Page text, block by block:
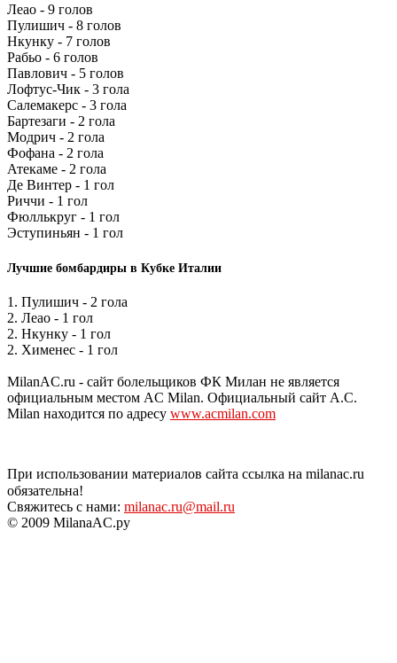
Леао - 9 голов
Пулишич - 8 голов
Нкунку - 7 голов
Рабьо - 6 голов
Павлович - 5 голов
Лофтус-Чик - 3 гола
Салемакерс - 3 гола
Бартезаги - 2 гола
Модрич - 2 гола
Фофана - 2 гола
Атекаме - 2 гола
Де Винтер - 1 гол
Риччи - 1 гол
Фюллькруг - 1 гол
Эступиньян - 1 гол
Лучшие бомбардиры в Кубке Италии
1. Пулишич - 2 гола
2. Леао - 1 гол
2. Нкунку - 1 гол
2. Хименес - 1 гол
MilanAC.ru - сайт болельщиков ФК Милан не является
официальным местом AC Milan. Официальный сайт A.C.
Milan находится по адресу www.acmilan.com
При использовании материалов сайта ссылка на milanac.ru
обязательна!
Свяжитесь с нами: milanac.ru@mail.ru
© 2009 MilanaAC.ру